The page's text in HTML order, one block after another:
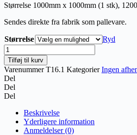
til
Størrelse 1000mm x 1000mm (1 stk),
Sendes direkte fra fabrik som pallevare.
Størrelse
Ryd
Premark
Pas
på
mig
asfaltskilt
antal
Tilføj til kurv
VarenummerT16.1 Kategorier Ingen
Del
Del
Del
Beskrivelse
Yderligere information
Anmeldelser (0)